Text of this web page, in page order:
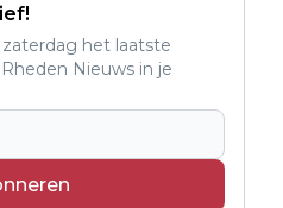
zaterdag het laatste
Nieuws in je